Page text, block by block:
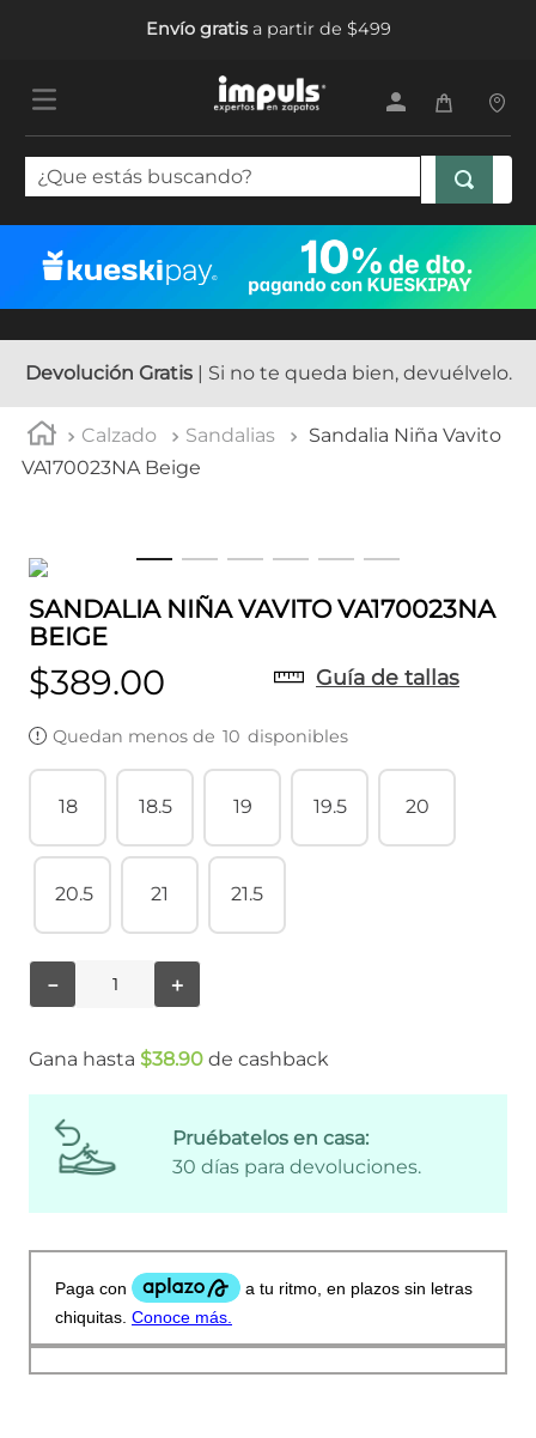
Envío gratisa partir de $499
¿Que estás buscando?
Devolución Gratis| Si no te queda bien, devuélvelo.
Calzado Sandalias
Sandalia Niña Vavito
VA170023NA Beige
SANDALIA NIÑA VAVITO VA170023NA
BEIGE
$389.00 Guía de tallas
Quedan menos de 10 disponibles
18 18.5 19 19.5 20
20.5 21 21.5
＋
－
Gana hasta $38.90 de cashback
Pruébatelos en casa:
30 días para devoluciones.
1.
tenis mujer
tenis hombre
5. tenis